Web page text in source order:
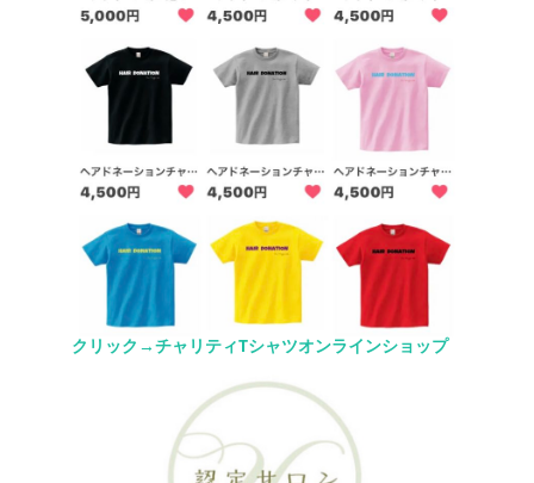
クリック→チャリティTシャツオンラインショップ